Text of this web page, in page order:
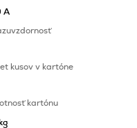
A
kusov v kartóne
kartónu